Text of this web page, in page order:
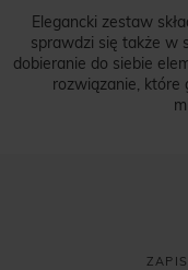
Elegancki zestaw
sprawdzi się także w
dobieranie do siebie
rozwiązanie, które